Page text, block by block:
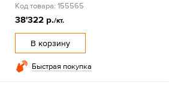
Код товара: 155565
38'322 р./кт.
В корзину
Быстрая покупка